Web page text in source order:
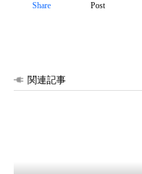
Share Post
関連記事